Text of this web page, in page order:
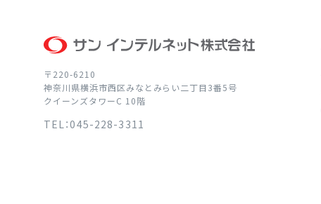
〒220-6210
神奈川県横浜市西区みなとみらい二丁目3番5号
クイーンズタワーC 10階
TEL：045-228-3311